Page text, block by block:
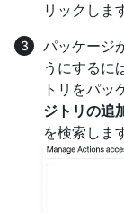
リックしま
パッケージ
うにするに
トリをパッ
ジトリの追
を検索しま